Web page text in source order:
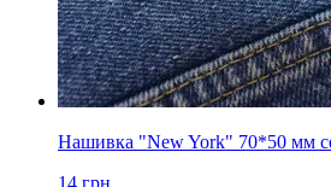
Нашивка "New York" 70*50 мм
14 грн